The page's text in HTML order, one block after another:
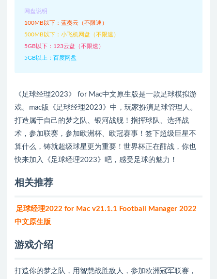
网盘说明
100MB以下：蓝奏云（不限速）
500MB以下：小飞机网盘（不限速）
5GB以下：123云盘（不限速）
5GB以上：百度网盘
《足球经理2023》 for Mac中文原生版是一款足球模拟游
戏。mac版《足球经理2023》中，玩家扮演足球管理人。
打造属于自己的梦之队、银河战舰！指挥球队、选择战
术，参加联赛，参加欧洲杯、欧冠赛事！签下超级巨星不
算什么，铸就超级球星更为重要！世界杯正在酣战，你也
快来加入《足球经理2023》吧，感受足球的魅力！
相关推荐
足球经理2022 for Mac v21.1.1 Football Manager 2022
中文原生版
游戏介绍
打造你的梦之队，用智慧战胜敌人，参加欧洲冠军联赛，